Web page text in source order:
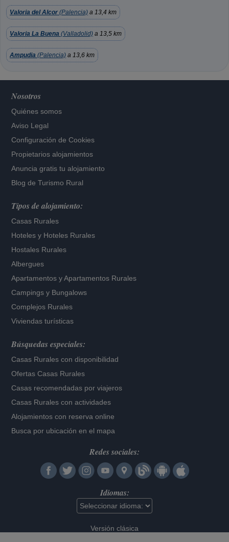
Valoria del Alcor (Palencia) a 13,4 km
Valoria La Buena (Valladolid) a 13,5 km
Ampudia (Palencia) a 13,6 km
Nosotros
Quiénes somos
Aviso Legal
Configuración de Cookies
Propietarios alojamientos
Anuncia gratis tu alojamiento
Blog de Turismo Rural
Tipos de alojamiento:
Casas Rurales
Hoteles y Hoteles Rurales
Hostales Rurales
Albergues
Apartamentos yApartamentos Rurales
Campings y Bungalows
Complejos Rurales
Viviendas turísticas
Búsquedas especiales:
Casas Rurales con disponibilidad
Ofertas Casas Rurales
Casas recomendadas por viajeros
Casas Rurales con actividades
Alojamientos con reserva online
Busca por ubicación en el mapa
Redes sociales:
Idiomas:
Versión clásica